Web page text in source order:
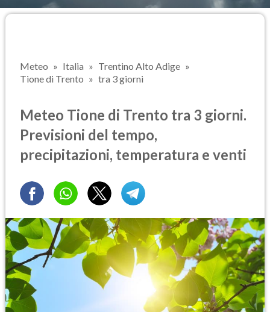
Meteo Italia
Trentino Alto Adige
Tione di Trento
tra 3 giorni
Meteo Tione di Trento tra 3 giorni.
Previsioni del tempo,
precipitazioni, temperatura e venti